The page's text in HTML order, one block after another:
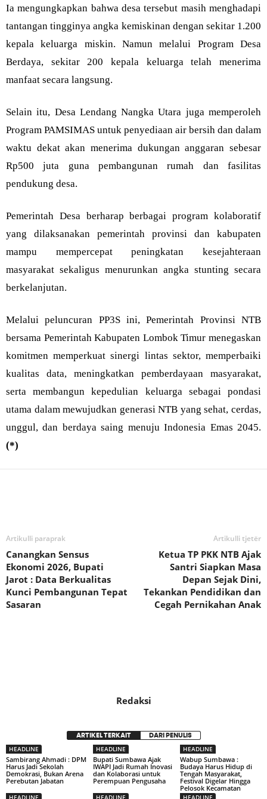
Ia mengungkapkan bahwa desa tersebut masih menghadapi
tantangan tingginya angka kemiskinan dengan sekitar 1.200
kepala keluarga miskin. Namun melalui Program Desa
Berdaya, sekitar 200 kepala keluarga telah menerima
manfaat secara langsung.
Selain itu, Desa Lendang Nangka Utara juga memperoleh
Program PAMSIMAS untuk penyediaan air bersih dan dalam
waktu dekat akan menerima dukungan anggaran sebesar
Rp500 juta guna pembangunan rumah dan fasilitas
pendukung desa.
Pemerintah Desa berharap berbagai program kolaboratif
yang dilaksanakan pemerintah provinsi dan kabupaten
mampu mempercepat peningkatan kesejahteraan
masyarakat sekaligus menurunkan angka stunting secara
berkelanjutan.
Melalui peluncuran PP3S ini, Pemerintah Provinsi NTB
bersama Pemerintah Kabupaten Lombok Timur menegaskan
komitmen memperkuat sinergi lintas sektor, memperbaiki
kualitas data, meningkatkan pemberdayaan masyarakat,
serta membangun kepedulian keluarga sebagai pondasi
utama dalam mewujudkan generasi NTB yang sehat, cerdas,
unggul, dan berdaya saing menuju Indonesia Emas 2045.
(*)
Artikulli paraprak
Canangkan Sensus
Ekonomi 2026, Bupati
Jarot : Data Berkualitas
Kunci Pembangunan Tepat
Sasaran
Artikulli tjetër
Ketua TP PKK NTB Ajak
Santri Siapkan Masa
Depan Sejak Dini,
Tekankan Pendidikan dan
Cegah Pernikahan Anak
Redaksi
ARTIKEL TERKAIT DARI PENULIS
HEADLINE
Sambirang Ahmadi : DPM
Harus Jadi Sekolah
Demokrasi, Bukan Arena
Perebutan Jabatan
HEADLINE
Bupati Sumbawa Ajak
IWAPI Jadi Rumah Inovasi
dan Kolaborasi untuk
Perempuan Pengusaha
HEADLINE
Wabup Sumbawa :
Budaya Harus Hidup di
Tengah Masyarakat,
Festival Digelar Hingga
Pelosok Kecamatan
HEADLINE HEADLINE HEADLINE